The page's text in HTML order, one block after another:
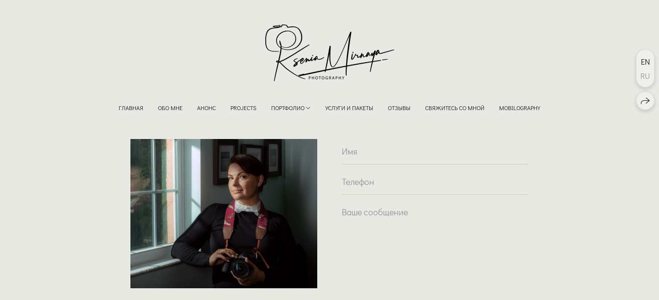
ГЛАВНАЯ ОБО МНЕ АНОНС PROJECTS ПОРТФОЛИО УСЛУГИ И ПАКЕТЫ ОТЗЫВЫ СВЯЖИТЕСЬ СО МНОЙ MOBILOGRAPHY
EN
RU